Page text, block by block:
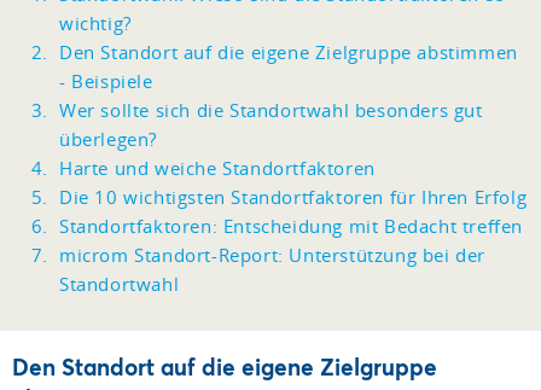
wichtig?
Den Standort auf die eigene Zielgruppe abstimmen
- Beispiele
Wer sollte sich die Standortwahl besonders gut
überlegen?
Harte und weiche Standortfaktoren
Die 10 wichtigsten Standortfaktoren für Ihren Erfolg
Standortfaktoren: Entscheidung mit Bedacht treffen
microm Standort-Report: Unterstützung bei der
Standortwahl
Den Standort auf die eigene Zielgruppe